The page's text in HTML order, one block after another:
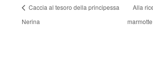
Caccia al tesoro della principessa
Nerina
Alla
marmotte